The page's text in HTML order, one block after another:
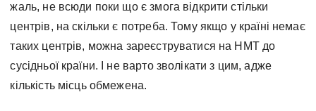
жаль, не всюди поки що є змога відкрити стільки
центрів, на скільки є потреба. Тому якщо у країні немає
таких центрів, можна зареєструватися на НМТ до
сусідньої країни. І не варто зволікати з цим, адже
кількість місць обмежена.